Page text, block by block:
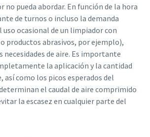
no pueda abordar. En función de la hora
de turnos o incluso la demanda
uso ocasional de un limpiador con
productos abrasivos, por ejemplo),
necesidades de aire. Es importante
la aplicación y la cantidad
así como los picos esperados del
el caudal de aire comprimido
la escasez en cualquier parte del